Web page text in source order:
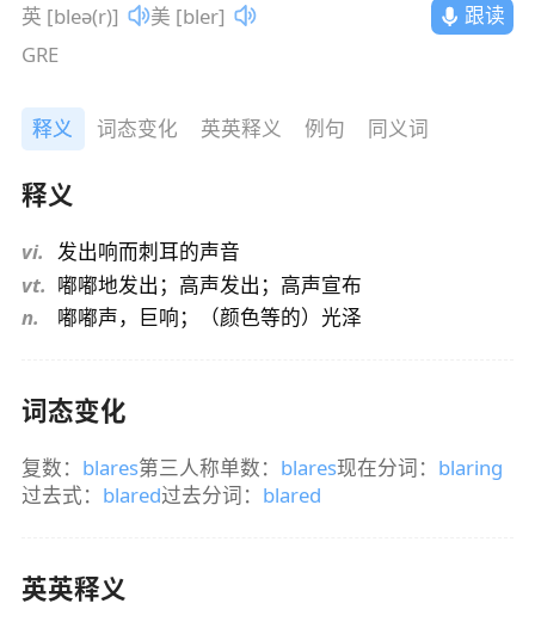
英 [bleə(r)] 美 [bler]
跟读
GRE
释义 词态变化 英英释义 例句 同义词
释义
vi. 发出响而刺耳的声音
vt. 嘟嘟地发出；高声发出；高声宣布
n.
嘟嘟声，巨响；（颜色等的）光泽
词态变化
复数： blares第三人称单数： blares现在分词： blaring
过去式： blared过去分词： blared
英英释义